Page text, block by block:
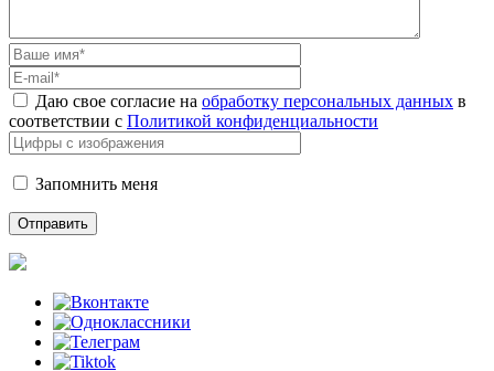
Даю свое согласие на обработку персональных данных в
соответствии с Политикой конфиденциальности
Запомнить меня